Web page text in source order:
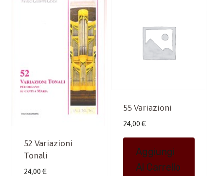
52 Variazioni
Tonali
24,00 €
55 Variazioni
24,00 €
Aggiungi
Al Carrello